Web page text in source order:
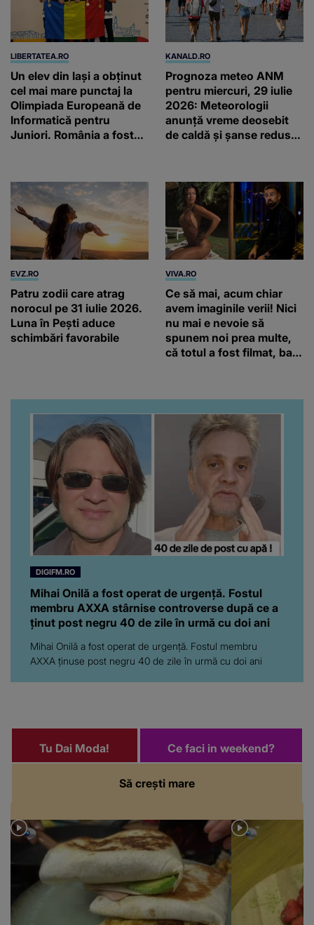
LIBERTATEA.RO
Un elev din Iași a obținut
cel mai mare punctaj la
Olimpiada Europeană de
Informatică pentru
Juniori. România a fost
KANALD.RO
Prognoza meteo ANM
pentru miercuri, 29 iulie
2026: Meteorologii
anunță vreme deosebit
de caldă și șanse reduse
EVZ.RO
Patru zodii care atrag
norocul pe 31 iulie 2026.
Luna în Pești aduce
schimbări favorabile
VIVA.RO
Ce să mai, acum chiar
avem imaginile verii! Nici
nu mai e nevoie să
spunem noi prea multe,
că totul a fost filmat, ba
da, frumoasa iubită a lui
Florin Ristei e...
DIGIFM.RO
Mihai Onilă a fost operat de urgență. Fostul
membru AXXA stârnise controverse după ce a
ținut post negru 40 de zile în urmă cu doi ani
Mihai Onilă a fost operat de urgență. Fostul membru
AXXA ținuse post negru 40 de zile în urmă cu doi ani
Să crești mare
Tu Dai Moda! Ce faci in weekend?